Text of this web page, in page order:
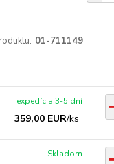
01-711149
359,00 EUR/ks
expedícia 3-5 dní
Skladom